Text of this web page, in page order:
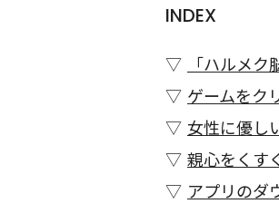
INDEX
「ハルメ
ゲームをク
女性に優し
親心をくす
アプリのダ